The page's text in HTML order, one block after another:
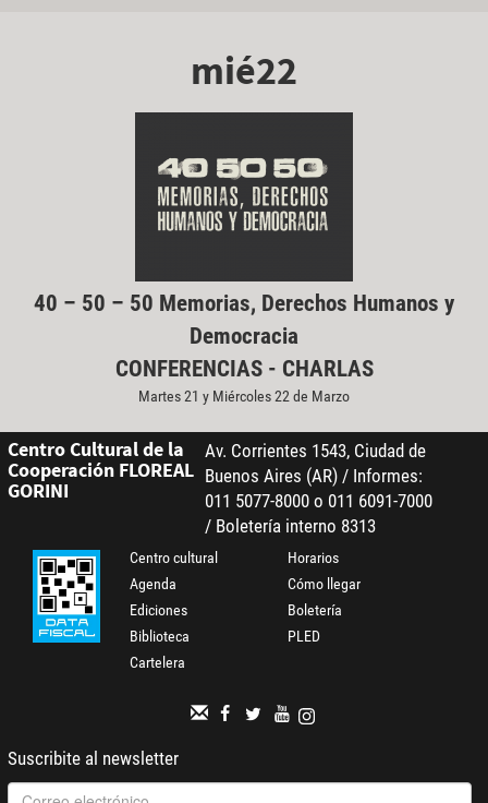
mié22
40 – 50 – 50 Memorias, Derechos Humanos y
Democracia
CONFERENCIAS - CHARLAS
Martes 21 y Miércoles 22 de Marzo
Centro Cultural de la
Cooperación FLOREAL
GORINI
Av. Corrientes 1543, Ciudad de
Buenos Aires (AR) / Informes:
011 5077-8000 o 011 6091-7000
/ Boletería interno 8313
Centro cultural
Agenda
Ediciones
Biblioteca
Cartelera
Horarios
Cómo llegar
Boletería
PLED
Suscribite al newsletter